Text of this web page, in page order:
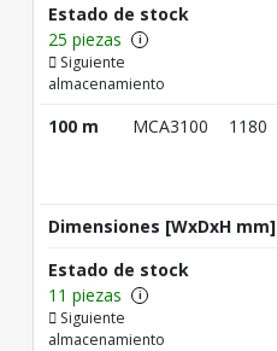
Estado de stock
25 piezas
i
Siguiente
almacenamiento
100 m MCA3100 1180
Dimensiones [WxDxH mm]
Estado de stock
11 piezas
i
Siguiente
almacenamiento